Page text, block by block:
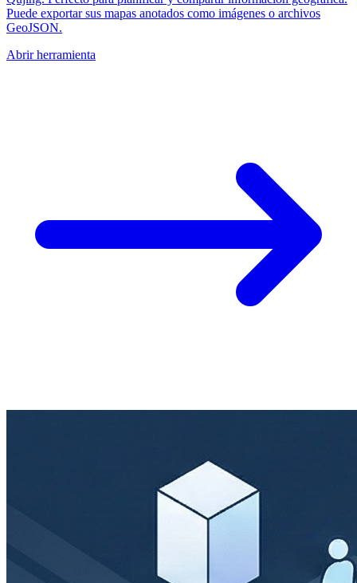
Puede exportar sus mapas anotados como imágenes o archivos
GeoJSON.
Abrir herramienta